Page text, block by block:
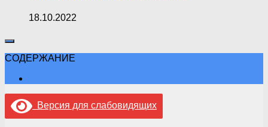
18.10.2022
СОДЕРЖАНИЕ
Версия для слабовидящих